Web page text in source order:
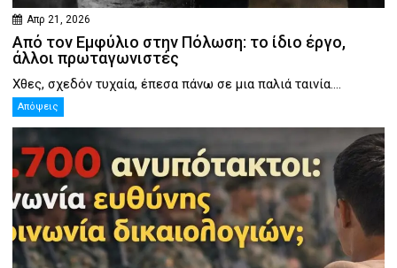
Απρ 21, 2026
Από τον Εμφύλιο στην Πόλωση: το ίδιο έργο,
άλλοι πρωταγωνιστές
Χθες, σχεδόν τυχαία, έπεσα πάνω σε μια παλιά ταινία....
Απόψεις